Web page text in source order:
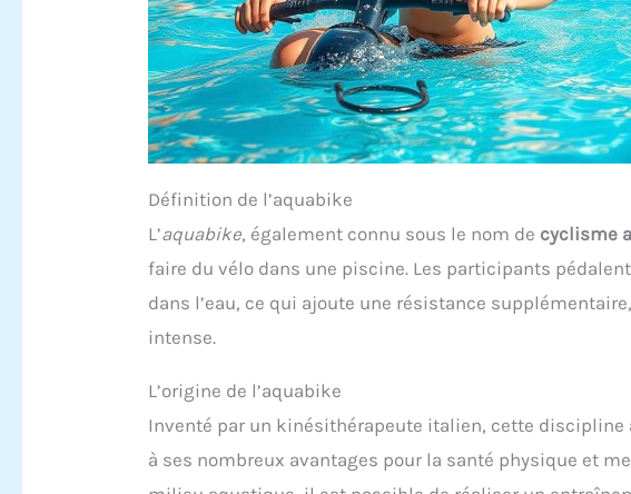
Définition de l’aquabike
L’aquabike, également connu sous le nom de cyclisme
faire du vélo dans une piscine. Les participants
dans l’eau, ce qui ajoute une résistance
intense.
L’origine de l’aquabike
Inventé par un kinésithérapeute italien, cette discipline
à ses nombreux avantages pour la santé physique et